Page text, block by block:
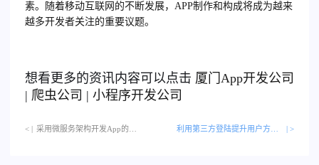
素。随着移动互联网的不断发展，APP制作和构成将成为越来
越多开发者关注的重要议题。
想看更多的资讯内容可以点击 厦门 App开发公司
| 爬虫公司 | 小程序开发公司
< | | >